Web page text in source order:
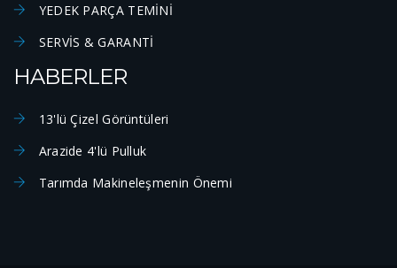
YEDEK PARÇA TEMİNİ
SERVİS & GARANTİ
HABERLER
13'lü Çizel Görüntüleri
Arazide 4'lü Pulluk
Tarımda Makineleşmenin Önemi